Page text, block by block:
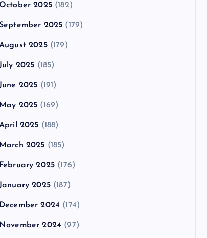
October 2025(182)
2025 (179)
2025(179)
July 2025 (185)
June 2025 (191)
May 2025 (169)
2025 (188)
March 2025 (185)
February 2025 (176)
January 2025(187)
December 2024 (174)
November 2024 (97)